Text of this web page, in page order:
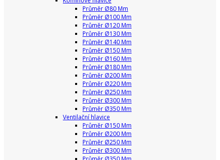
Průměr Ø80 Mm
Průměr Ø100 Mm
Průměr Ø120 Mm
Průměr Ø130 Mm
Průměr Ø140 Mm
Průměr Ø150 Mm
Průměr Ø160 Mm
Průměr Ø180 Mm
Průměr Ø200 Mm
Průměr Ø220 Mm
Průměr Ø250 Mm
Průměr Ø300 Mm
Průměr Ø350 Mm
Ventilační hlavice
Průměr Ø150 Mm
Průměr Ø200 Mm
Průměr Ø250 Mm
Průměr Ø300 Mm